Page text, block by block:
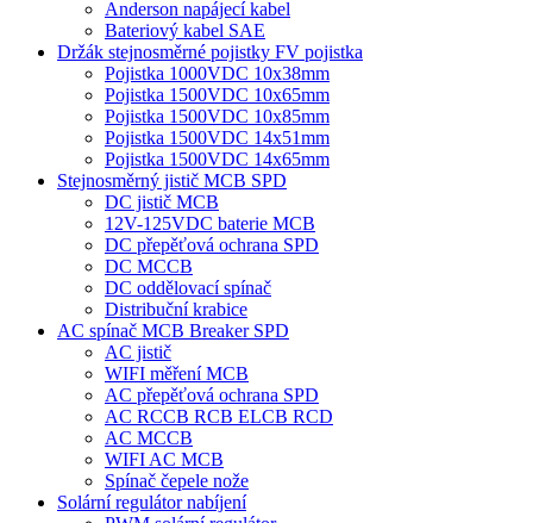
Anderson napájecí kabel
Bateriový kabel SAE
Držák stejnosměrné pojistky FV pojistka
Pojistka 1000VDC 10x38mm
Pojistka 1500VDC 10x65mm
Pojistka 1500VDC 10x85mm
Pojistka 1500VDC 14x51mm
Pojistka 1500VDC 14x65mm
Stejnosměrný jistič MCB SPD
DC jistič MCB
12V-125VDC baterie MCB
DC přepěťová ochrana SPD
DC MCCB
DC oddělovací spínač
Distribuční krabice
AC spínač MCB Breaker SPD
AC jistič
WIFI měření MCB
AC přepěťová ochrana SPD
AC RCCB RCB ELCB RCD
AC MCCB
WIFI AC MCB
Spínač čepele nože
Solární regulátor nabíjení